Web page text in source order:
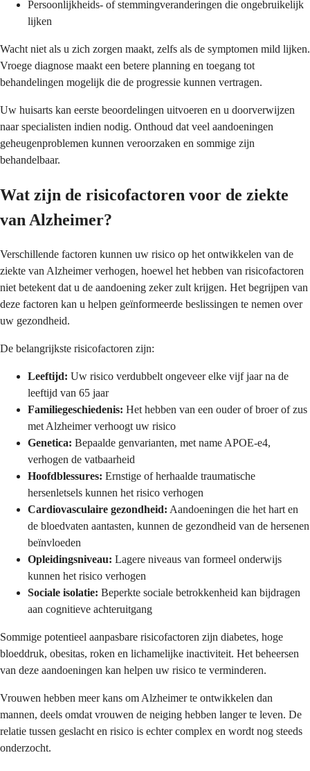
Persoonlijkheids- of stemmingveranderingen die ongebruikelijk
lijken
Wacht niet als u zich zorgen maakt, zelfs als de symptomen mild lijken.
Vroege diagnose maakt een betere planning en toegang tot
behandelingen mogelijk die de progressie kunnen vertragen.
Uw huisarts kan eerste beoordelingen uitvoeren en u doorverwijzen
naar specialisten indien nodig. Onthoud dat veel aandoeningen
geheugenproblemen kunnen veroorzaken en sommige zijn
behandelbaar.
Wat zijn de risicofactoren voor de ziekte
van Alzheimer?
Verschillende factoren kunnen uw risico op het ontwikkelen van de
ziekte van Alzheimer verhogen, hoewel het hebben van risicofactoren
niet betekent dat u de aandoening zeker zult krijgen. Het begrijpen van
deze factoren kan u helpen geïnformeerde beslissingen te nemen over
uw gezondheid.
De belangrijkste risicofactoren zijn:
Leeftijd: Uw risico verdubbelt ongeveer elke vijf jaar na de
leeftijd van 65 jaar
Familiegeschiedenis: Het hebben van een ouder of broer of zus
met Alzheimer verhoogt uw risico
Genetica: Bepaalde genvarianten, met name APOE-e4,
verhogen de vatbaarheid
Hoofdblessures: Ernstige of herhaalde traumatische
hersenletsels kunnen het risico verhogen
Cardiovasculaire gezondheid: Aandoeningen die het hart en
de bloedvaten aantasten, kunnen de gezondheid van de hersenen
beïnvloeden
Opleidingsniveau: Lagere niveaus van formeel onderwijs
kunnen het risico verhogen
Sociale isolatie: Beperkte sociale betrokkenheid kan bijdragen
aan cognitieve achteruitgang
Sommige potentieel aanpasbare risicofactoren zijn diabetes, hoge
bloeddruk, obesitas, roken en lichamelijke inactiviteit. Het beheersen
van deze aandoeningen kan helpen uw risico te verminderen.
Vrouwen hebben meer kans om Alzheimer te ontwikkelen dan
mannen, deels omdat vrouwen de neiging hebben langer te leven. De
relatie tussen geslacht en risico is echter complex en wordt nog steeds
onderzocht.